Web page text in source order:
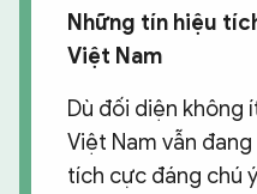
Những tín hiệu
Việt Nam
Dù đối diện không
Việt Nam vẫn
tích cực đáng chú